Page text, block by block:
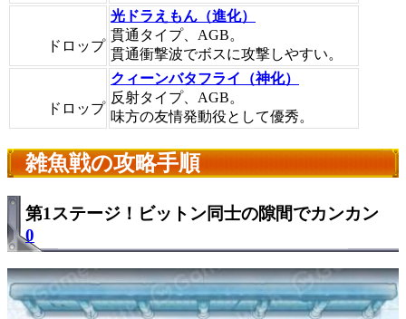
ドロップ
光ドラえもん（進化）
貫通タイプ、AGB。
貫通衝撃波でボスに攻撃しやすい。
ドロップ
クィーンバタフライ（神化）
反射タイプ、AGB。
味方の友情発動役として優秀。
雑魚戦の攻略手順
第1ステージ！ビットン同士の隙間でカンカン
0